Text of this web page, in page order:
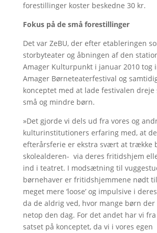
forestillinger koster beskedne 30 kr.
Fokus på de små forestillinger
Det var ZeBU, der efter etableringen
storbyteater og åbningen af den
Amager Kulturpunkt i januar 2010 tog
Amager Børneteaterfestival og
konceptet med at lade festivalen dreje
små og mindre børn.
»Det gjorde vi dels ud fra vores og
kulturinstitutioners erfaring med, at
efterårsferie er ekstra svært at trække
skolealderen- via deres fritidshjem
ind i teatret. I modsætning til
børnehaver er fritidshjemmene nødt
meget mere ‘loose’ og impulsive i
da de aldrig ved, hvor mange børn der
netop den dag. For det andet har vi
satset på konceptet, da vi i vores egen